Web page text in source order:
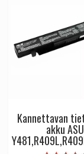
Kannettavan
akku